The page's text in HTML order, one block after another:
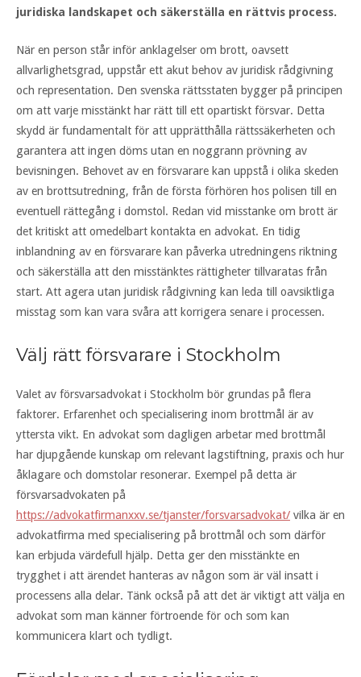
juridiska landskapet och säkerställa en rättvis process.
När en person står inför anklagelser om brott, oavsett
allvarlighetsgrad, uppstår ett akut behov av juridisk rådgivning
och representation. Den svenska rättsstaten bygger på principen
om att varje misstänkt har rätt till ett opartiskt försvar. Detta
skydd är fundamentalt för att upprätthålla rättssäkerheten och
garantera att ingen döms utan en noggrann prövning av
bevisningen. Behovet av en försvarare kan uppstå i olika skeden
av en brottsutredning, från de första förhören hos polisen till en
eventuell rättegång i domstol. Redan vid misstanke om brott är
det kritiskt att omedelbart kontakta en advokat. En tidig
inblandning av en försvarare kan påverka utredningens riktning
och säkerställa att den misstänktes rättigheter tillvaratas från
start. Att agera utan juridisk rådgivning kan leda till oavsiktliga
misstag som kan vara svåra att korrigera senare i processen.
Välj rätt försvarare i Stockholm
Valet av försvarsadvokat i Stockholm bör grundas på flera
faktorer. Erfarenhet och specialisering inom brottmål är av
yttersta vikt. En advokat som dagligen arbetar med brottmål
har djupgående kunskap om relevant lagstiftning, praxis och hur
åklagare och domstolar resonerar. Exempel på detta är
försvarsadvokaten på
https://advokatfirmanxxv.se/tjanster/forsvarsadvokat/ vilka är en
advokatfirma med specialisering på brottmål och som därför
kan erbjuda värdefull hjälp. Detta ger den misstänkte en
trygghet i att ärendet hanteras av någon som är väl insatt i
processens alla delar. Tänk också på att det är viktigt att välja en
advokat som man känner förtroende för och som kan
kommunicera klart och tydligt.